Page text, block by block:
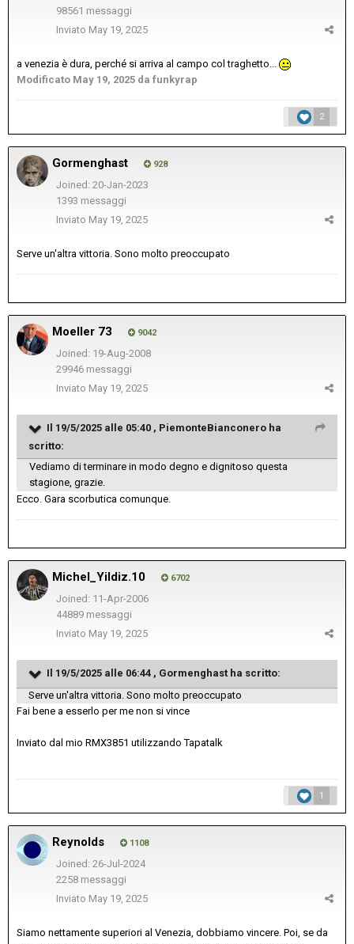
98561 messaggi
Inviato May 19, 2025
a venezia è dura, perché si arriva al campo col traghetto...
Modificato May 19, 2025 da funkyrap
2
Gormenghast 928
Joined: 20-Jan-2023
1393 messaggi
Inviato May 19, 2025
Serve un'altra vittoria. Sono molto preoccupato
Moeller 73 9042
Joined: 19-Aug-2008
29946 messaggi
Inviato May 19, 2025
Il 19/5/2025 alle 05:40 , PiemonteBianconero ha
scritto:
Vediamo di terminare in modo degno e dignitoso questa
stagione, grazie.
Ecco. Gara scorbutica comunque.
Michel_Yildiz.10 6702
Joined: 11-Apr-2006
44889 messaggi
Inviato May 19, 2025
Il 19/5/2025 alle 06:44 , Gormenghast ha scritto:
Serve un'altra vittoria. Sono molto preoccupato
Fai bene a esserlo per me non si vince
Inviato dal mio RMX3851 utilizzando Tapatalk
1
Reynolds 1108
Joined: 26-Jul-2024
2258 messaggi
Inviato May 19, 2025
Siamo nettamente superiori al Venezia, dobbiamo vincere. Poi, se da